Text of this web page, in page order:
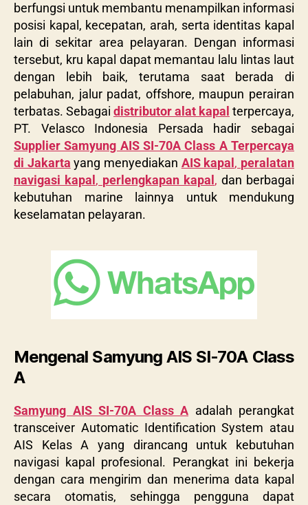
berfungsi untuk membantu menampilkan informasi
posisi kapal, kecepatan, arah, serta identitas kapal
lain di sekitar area pelayaran. Dengan informasi
tersebut, kru kapal dapat memantau lalu lintas laut
dengan lebih baik, terutama saat berada di
pelabuhan, jalur padat, offshore, maupun perairan
terbatas. Sebagai distributor alat kapal terpercaya,
PT. Velasco Indonesia Persada hadir sebagai
Supplier Samyung AIS SI-70A Class A Terpercaya
di Jakarta yang menyediakan AIS kapal , peralatan
navigasi kapal , perlengkapan kapal , dan berbagai
kebutuhan marine lainnya untuk mendukung
keselamatan pelayaran.
Mengenal Samyung AIS SI-70A Class
A
Samyung AIS SI-70A Class A adalah perangkat
transceiver Automatic Identification System atau
AIS Kelas A yang dirancang untuk kebutuhan
navigasi kapal profesional. Perangkat ini bekerja
dengan cara mengirim dan menerima data kapal
secara otomatis, sehingga pengguna dapat